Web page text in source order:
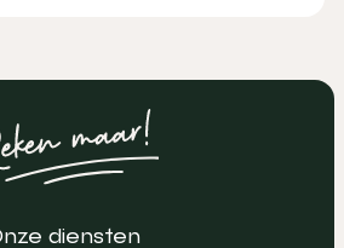
diensten